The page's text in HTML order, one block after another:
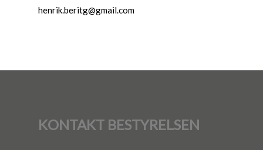
henrik.beritg@gmail.com
KONTAKT BESTYRELSEN